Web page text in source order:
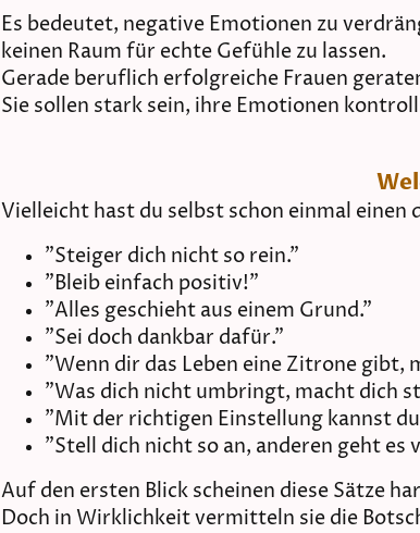
Es bedeutet, negative Emotionen zu
keinen Raum für echte Gefühle zu lassen.
Gerade beruflich erfolgreiche Frauen
Sie sollen stark sein, ihre Emotionen
Vielleicht hast du selbst schon einmal einen
"Steiger dich nicht so rein."
"Bleib einfach positiv!"
"Alles geschieht aus einem Grund."
"Sei doch dankbar dafür."
"Wenn dir das Leben eine Zitrone gibt,
"Was dich nicht umbringt, macht dich
"Mit der richtigen Einstellung kannst
"Stell dich nicht so an, anderen geht es
Auf den ersten Blick scheinen diese Sätze
Doch in Wirklichkeit vermitteln sie die